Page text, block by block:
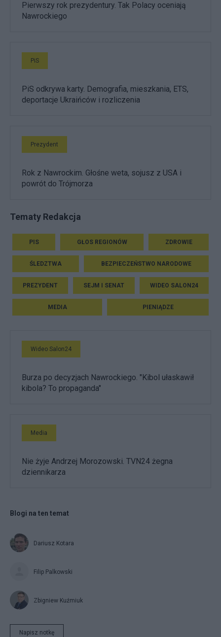
Pierwszy rok prezydentury. Tak Polacy oceniają
Nawrockiego
PiS
PiS odkrywa karty. Demografia, mieszkania, ETS,
deportacje Ukraińców i rozliczenia
Prezydent
Rok z Nawrockim. Głośne weta, sojusz z USA i
powrót do Trójmorza
Tematy Redakcja
PIS GŁOS REGIONÓW ZDROWIE
ŚLEDZTWA BEZPIECZEŃSTWO NARODOWE
PREZYDENT SEJM I SENAT WIDEO SALON24
MEDIA PIENIĄDZE
Wideo Salon24
Burza po decyzjach Nawrockiego. "Kibol ułaskawił
kibola? To propaganda"
Media
Nie żyje Andrzej Morozowski. TVN24 żegna
dziennikarza
Blogi na ten temat
Dariusz Kotara
Filip Palkowski
Zbigniew Kuźmiuk
Napisz notkę